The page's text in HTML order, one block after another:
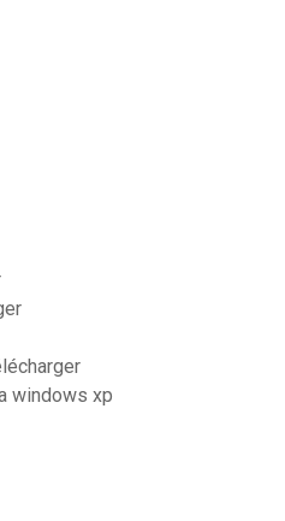
windows xp